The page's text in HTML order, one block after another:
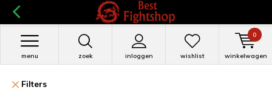
zoek inloggen
menu wishlist winkelwagen
0
Filters